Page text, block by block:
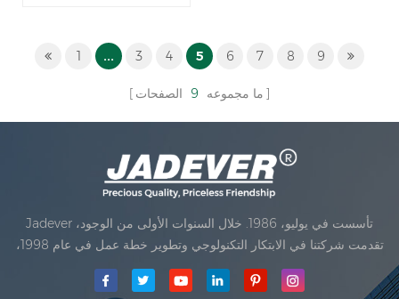
1 ... 3 4 5 6 7 8 9
ما مجموعه 9 الصفحات
Jadever تأسست في يوليو، 1986. خلال السنوات الأولى من الوجود،
تقدمت شركتنا في الابتكار التكنولوجي وتطوير خطة عمل في عام 1998،
حققت شركتنا هدف الجودة الرئيسية، متى تلقت أول منتجاتنا موافقة من